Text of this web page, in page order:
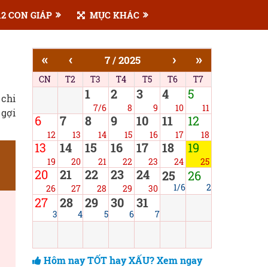
CON GIÁP MỤC KHÁC
« ‹ 7 / 2025 › »
CN T2 T3 T4 T5 T6 T7
1
7/6
2
8
3
9
4
10
5
11
6
12
7
13
8
14
9
15
10
16
11
17
12
18
13
19
14
20
15
21
16
22
17
23
18
24
19
25
20
26
21
27
22
28
23
29
24
30
25
1/6
26
2
27
3
28
4
29
5
30
6
31
7
Hôm nay TỐT hay XẤU? Xem ngay